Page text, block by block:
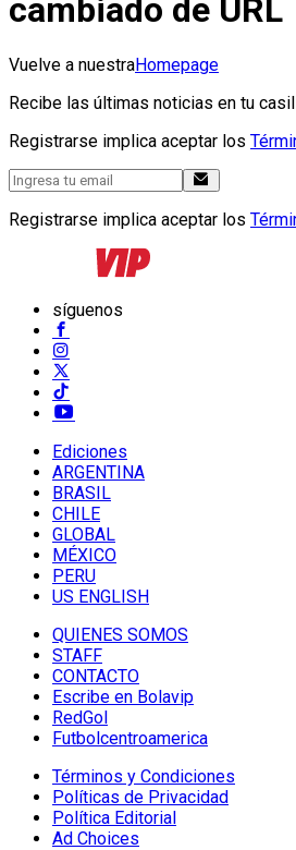
cambiado de URL
Vuelve a nuestraHomepage
Recibe las últimas noticias en tu
Registrarse implica aceptar los
Registrarse implica aceptar los
síguenos
Ediciones
ARGENTINA
BRASIL
CHILE
GLOBAL
MÉXICO
PERU
US ENGLISH
QUIENES SOMOS
STAFF
CONTACTO
Escribe en Bolavip
RedGol
Futbolcentroamerica
Términos y Condiciones
Políticas de Privacidad
Política Editorial
Ad Choices